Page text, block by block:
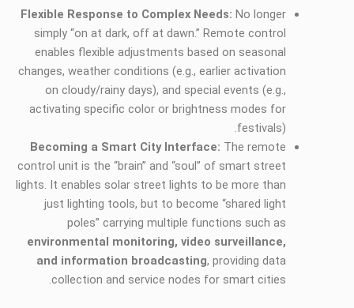
Flexible Response to Complex Needs: No longer
simply “on at dark, off at dawn.” Remote control
enables flexible adjustments based on seasonal
changes, weather conditions (e.g., earlier activation
on cloudy/rainy days), and special events (e.g.,
activating specific color or brightness modes for
festivals).
Becoming a Smart City Interface: The remote
control unit is the “brain” and “soul” of smart street
lights. It enables solar street lights to be more than
just lighting tools, but to become “shared light
poles” carrying multiple functions such as
environmental monitoring, video surveillance,
and information broadcasting, providing data
collection and service nodes for smart cities.